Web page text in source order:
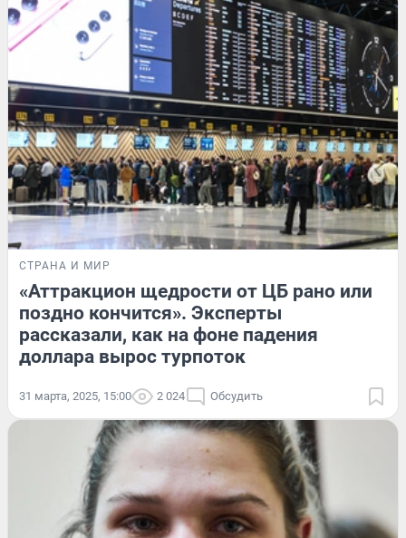
СТРАНА И МИР
«Аттракцион щедрости от ЦБ рано или
поздно кончится». Эксперты
рассказали, как на фоне падения
доллара вырос турпоток
31 марта, 2025, 15:00 2 024 Обсудить